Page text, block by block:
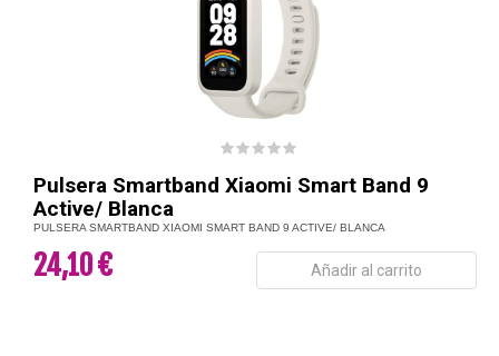
Pulsera Smartband Xiaomi Smart Band 9
Active/ Blanca
PULSERA SMARTBAND XIAOMI SMART BAND 9 ACTIVE/ BLANCA
24,10 € Añadir al carrito